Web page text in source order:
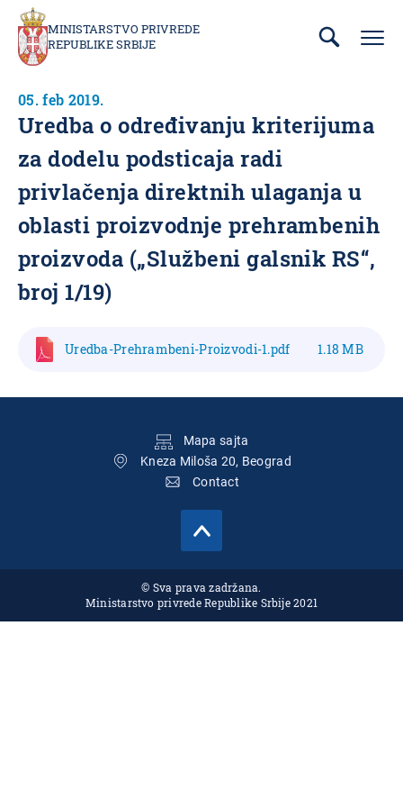
Prebaci
glavni
sadržaja
MINISTARSTVO PRIVREDE
REPUBLIKE SRBIJE
05. feb 2019.
Uredba o određivanju kriterijuma
za dodelu podsticaja radi
privlačenja direktnih ulaganja u
oblasti proizvodnje prehrambenih
proizvoda („Službeni galsnik RS“,
broj 1/19)
Uredba-Prehrambeni-Proizvodi-1.pdf 1.18 MB
Mapa sajta
Kneza Miloša 20, Beograd
Contact
© Sva prava zadržana.
Ministarstvo privrede Republike Srbije 2021